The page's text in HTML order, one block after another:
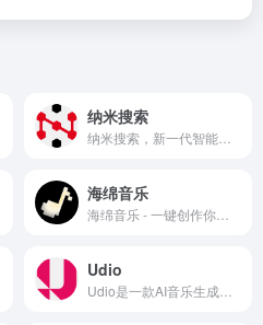
纳米搜索
海绵音乐
Udio